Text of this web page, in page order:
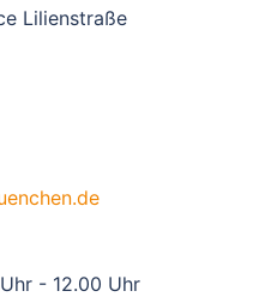
Lilienstraße
- 12.00 Uhr